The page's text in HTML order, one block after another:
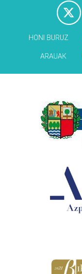
HONI BURUZ
ARAUAK